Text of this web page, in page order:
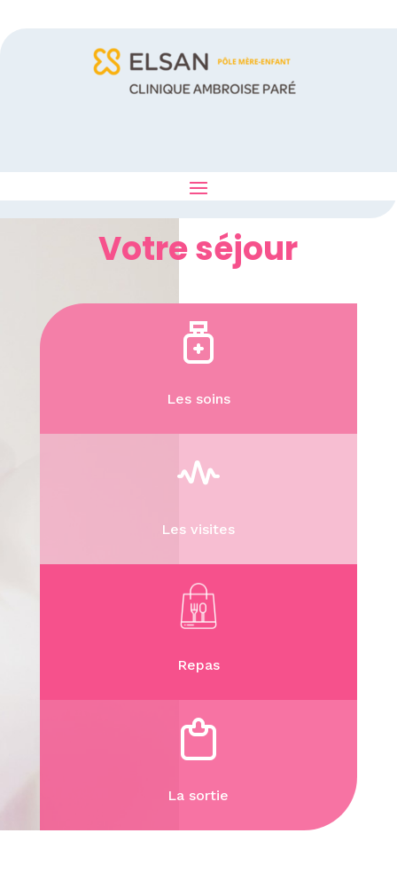
Votre séjour
Les soins
Les visites
Repas
La sortie